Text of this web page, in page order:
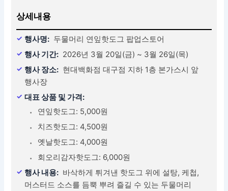
상세내용
행사명: 두물머리 연잎핫도그 팝업스토어
행사 기간: 2026년 3월 20일(금) ~ 3월 26일(목)
행사 장소: 현대백화점 대구점 지하 1층 본가스시 앞
행사장
대표 상품 및 가격:
연잎핫도그: 5,000원
치즈핫도그: 4,500원
옛날핫도그: 4,000원
회오리감자핫도그: 6,000원
행사 내용: 바삭하게 튀겨낸 핫도그 위에 설탕, 케첩,
머스터드 소스를 듬뿍 뿌려 즐길 수 있는 두물머리